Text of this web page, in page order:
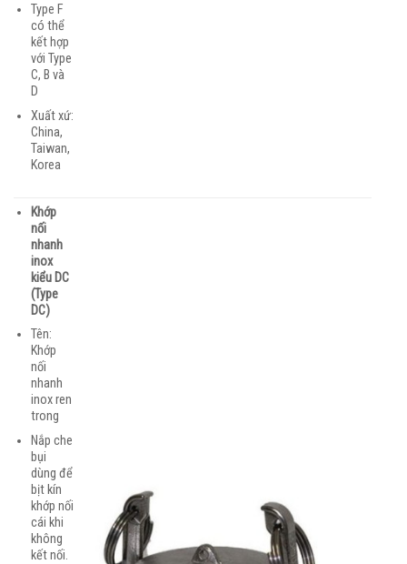
Type F
có thể
kết hợp
với Type
C, B và
D
Xuất xứ:
China,
Taiwan,
Korea
Khớp
nối
nhanh
inox
kiểu DC
(Type
DC)
Tên:
Khớp
nối
nhanh
inox ren
trong
Nắp che
bụi
dùng để
bịt kín
khớp nối
cái khi
không
kết nối.